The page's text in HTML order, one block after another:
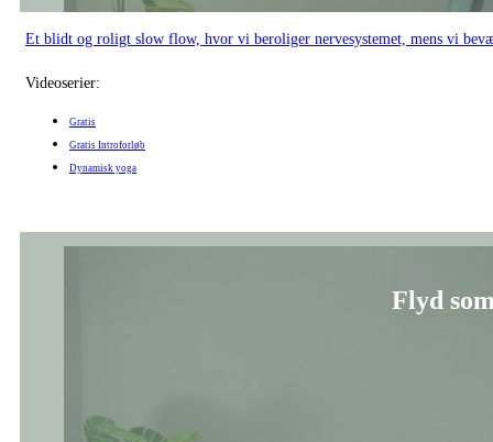
Et blidt og roligt slow flow, hvor vi beroliger nervesystemet, mens vi
Videoserier:
Gratis
Gratis Introforløb
Dynamisk yoga
Flyd